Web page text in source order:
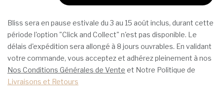
Bliss sera en pause estivale du 3 au 15 août inclus, durant cette
période l'option "Click and Collect" n'est pas disponible. Le
délais d'expédition sera allongé à 8 jours ouvrables. En validant
votre commande, vous acceptez et adhérez pleinement à nos
Nos Conditions Générales de Vente et Notre Politique de
Livraisons et Retours